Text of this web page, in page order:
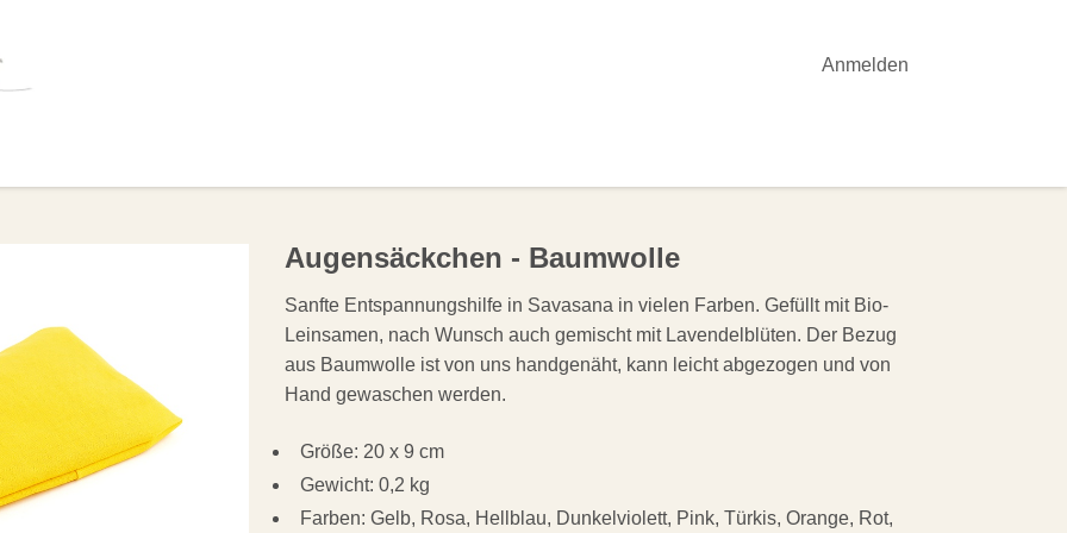
Anmelden
Augensäckchen - Baumwolle
Sanfte Entspannungshilfe in Savasana in vielen Farben. Gefüllt mit Bio-
Leinsamen, nach Wunsch auch gemischt mit Lavendelblüten. Der Bezug
aus Baumwolle ist von uns handgenäht, kann leicht abgezogen und von
Hand gewaschen werden.
Größe: 20 x 9 cm
Gewicht: 0,2 kg
Farben: Gelb, Rosa, Hellblau, Dunkelviolett, Pink, Türkis, Orange, Rot,